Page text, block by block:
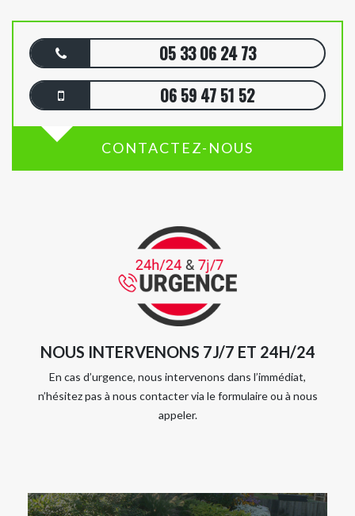
05 33 06 24 73
06 59 47 51 52
CONTACTEZ-NOUS
NOUS INTERVENONS 7J/7 ET 24H/24
En cas d’urgence, nous intervenons dans l’immédiat,
n’hésitez pas à nous contacter via le formulaire ou à nous
appeler.